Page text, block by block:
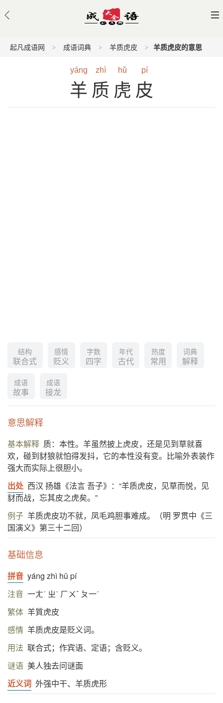
起凡成语网 成语词典 羊质虎皮 羊质虎皮的意思
yáng zhì hǔ pí
羊质虎皮
结构
联合式
感情
贬义
字数
四字
年代
古代
热度
常用
词典
解释
成语
故事
成语
接龙
意思解释
基本解释 质：本性。羊虽然披上虎皮，还是见到草就喜
欢，碰到豺狼就怕得发抖，它的本性没有变。比喻外表装作
强大而实际上很胆小。
出处 西汉 扬雄《法言 吾子》：“羊质虎皮，见草而悦，见
豺而战，忘其皮之虎矣。”
例子 羊质虎皮功不就，凤毛鸡胆事难成。（明 罗贯中《三
国演义》第三十二回）
基础信息
拼音 yáng zhì hǔ pí
注音 一ㄤˊ ㄓˋ ㄏㄨˇ ㄆ一ˊ
繁体 羊質虎皮
感情 羊质虎皮是贬义词。
用法 联合式；作宾语、定语；含贬义。
谜语 美人独去问谜面
近义词 外强中干、羊质虎形